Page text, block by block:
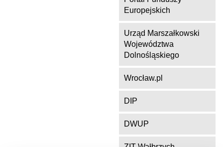
Europejskich
Urząd Marszałkowski
Województwa
Dolnośląskiego
Wrocław.pl
DIP
DWUP